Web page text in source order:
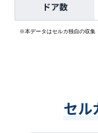
ドア数
※本データはセルカ独自の収集
セル